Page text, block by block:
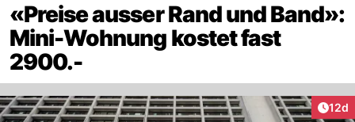
«Preise ausser Rand und Band»:
Mini-Wohnung kostet fast
2900.-
12d